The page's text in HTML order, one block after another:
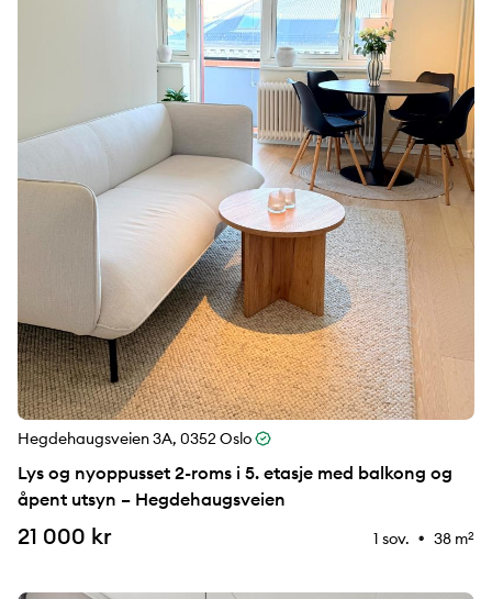
Hegdehaugsveien 3A, 0352 Oslo
Lys og nyoppusset 2-roms i 5. etasje med balkong og
åpent utsyn – Hegdehaugsveien
21 000 kr 1 sov. ⚉ 38 m2